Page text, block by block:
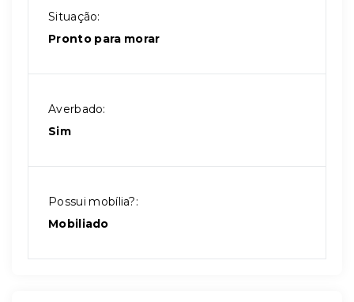
Situação:
Pronto para morar
Averbado:
Sim
Possui mobília?:
Mobiliado